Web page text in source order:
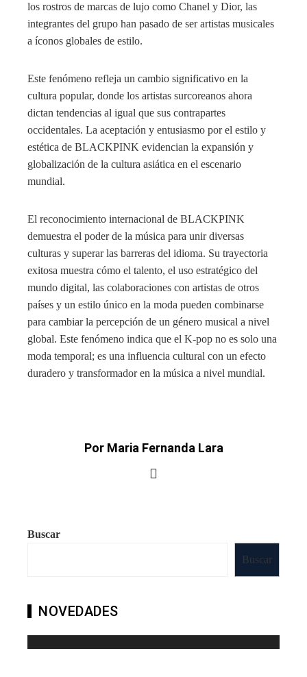
los rostros de marcas de lujo como Chanel y Dior, las
integrantes del grupo han pasado de ser artistas musicales
a íconos globales de estilo.
Este fenómeno refleja un cambio significativo en la
cultura popular, donde los artistas surcoreanos ahora
dictan tendencias al igual que sus contrapartes
occidentales. La aceptación y entusiasmo por el estilo y
estética de BLACKPINK evidencian la expansión y
globalización de la cultura asiática en el escenario
mundial.
El reconocimiento internacional de BLACKPINK
demuestra el poder de la música para unir diversas
culturas y superar las barreras del idioma. Su trayectoria
exitosa muestra cómo el talento, el uso estratégico del
mundo digital, las colaboraciones con artistas de otros
países y un estilo único en la moda pueden combinarse
para cambiar la percepción de un género musical a nivel
global. Este fenómeno indica que el K-pop no es solo una
moda temporal; es una influencia cultural con un efecto
duradero y transformador en la música a nivel mundial.
Por Maria Fernanda Lara
Buscar
Buscar
NOVEDADES